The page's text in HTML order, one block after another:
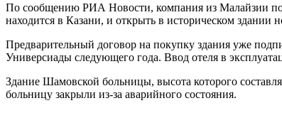
По сообщению РИА Новости, компания из Малайзии
находится в Казани, и открыть в историческом здании
Предварительный договор на покупку здания уже
Универсиады следующего года. Ввод отеля в
Здание Шамовской больницы, высота которого
больницу закрыли из-за аварийного состояния.